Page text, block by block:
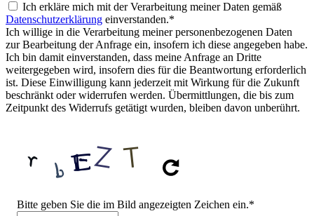
Ich erkläre mich mit der Verarbeitung meiner Daten gemäß
Datenschutzerklärung einverstanden.*
Ich willige in die Verarbeitung meiner personenbezogenen Daten
zur Bearbeitung der Anfrage ein, insofern ich diese angegeben habe.
Ich bin damit einverstanden, dass meine Anfrage an Dritte
weitergegeben wird, insofern dies für die Beantwortung erforderlich
ist. Diese Einwilligung kann jederzeit mit Wirkung für die Zukunft
beschränkt oder widerrufen werden. Übermittlungen, die bis zum
Zeitpunkt des Widerrufs getätigt wurden, bleiben davon unberührt.
Bitte geben Sie die im Bild angezeigten Zeichen ein.*